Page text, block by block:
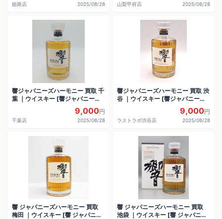
姫路店 2025/08/28 山梨甲府店 2025/08/28
響ジャパニーズハーモニー 買取 千
葉 ｜ウイスキー [響ジャパニーズ
9,000円
千葉店 2025/08/28
響ジャパニーズハーモニー 買取 渋
谷 ｜ウイスキー [響ジャパニーズ
9,000円
ラストラボ渋谷店 2025/08/28
響 ジャパニーズハーモニー 買取
梅田 ｜ウイスキー [響 ジャパニー
響 ジャパニーズハーモニー 買取
池袋 ｜ウイスキー [響 ジャパニー